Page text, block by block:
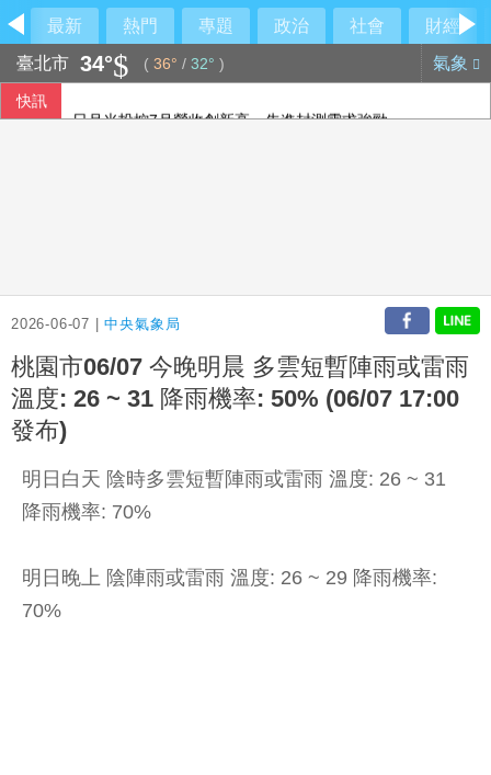
最新 熱門 專題 政治 社會
財經
臺北市 34° ( 36° / 32° ) 氣象
快訊
2026-06-07 |中央氣象局
桃園市06/07 今晚明晨 多雲短暫陣雨或雷雨
溫度: 26 ~ 31 降雨機率: 50% (06/07 17:00
發布)
明日白天 陰時多雲短暫陣雨或雷雨 溫度: 26 ~ 31
降雨機率: 70%
明日晚上 陰陣雨或雷雨 溫度: 26 ~ 29 降雨機率:
70%